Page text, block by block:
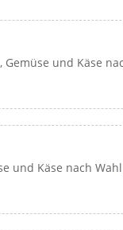
Gemüse und Käse
und Käse nach Wahl